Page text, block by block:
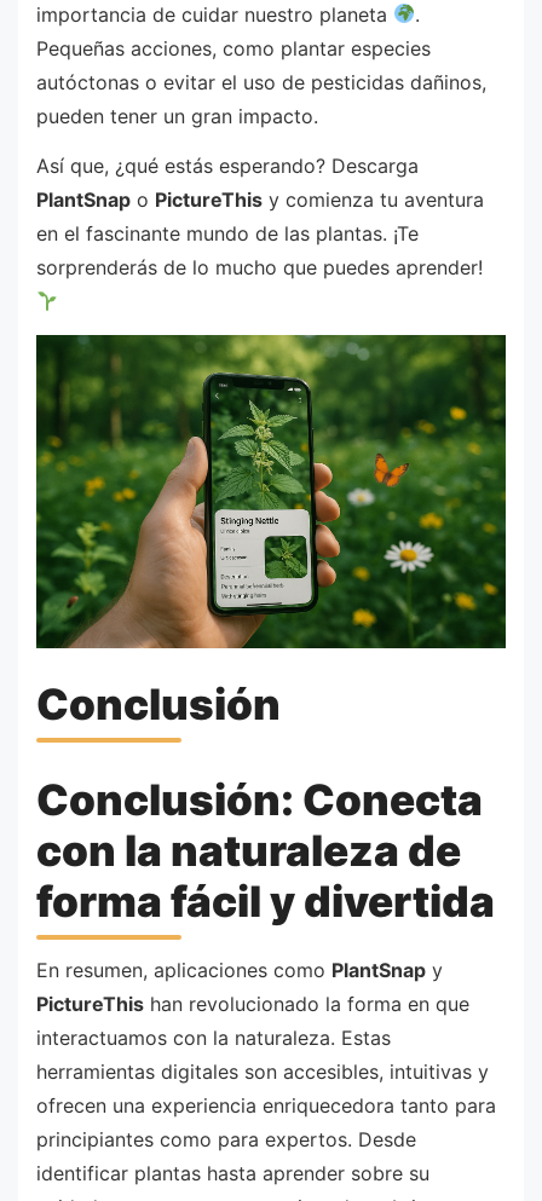
importancia de cuidar nuestro planeta
.
Pequeñas acciones, como plantar especies
autóctonas o evitar el uso de pesticidas dañinos,
pueden tener un gran impacto.
Así que, ¿qué estás esperando? Descarga
PlantSnap o PictureThis y comienza tu aventura
en el fascinante mundo de las plantas. ¡Te
sorprenderás de lo mucho que puedes aprender!
Conclusión
Conclusión: Conecta
con la naturaleza de
forma fácil y divertida
En resumen, aplicaciones como PlantSnap y
PictureThis han revolucionado la forma en que
interactuamos con la naturaleza. Estas
herramientas digitales son accesibles, intuitivas y
ofrecen una experiencia enriquecedora tanto para
principiantes como para expertos. Desde
identificar plantas hasta aprender sobre su